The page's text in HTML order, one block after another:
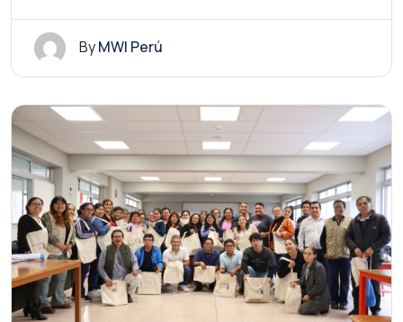
ByMWI Perú